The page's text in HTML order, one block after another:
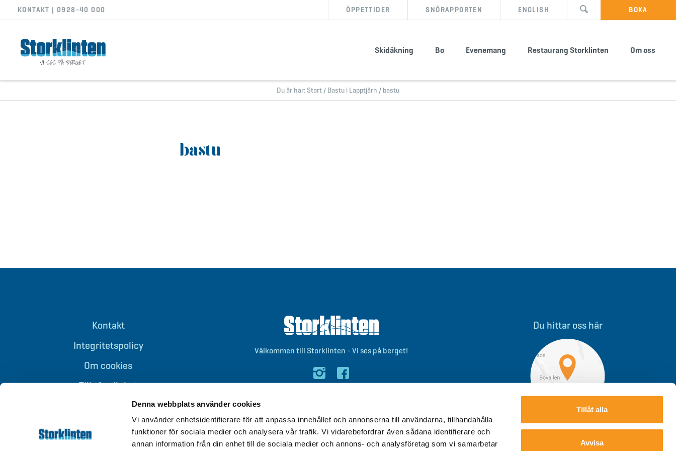
Denna webbplats använder cookies
Vi använder enhetsidentifierare för att anpassa innehållet och annonserna till användarna, tillhandahålla
funktioner för sociala medier och analysera vår trafik. Vi vidarebefordrar även sådana identifierare och
annan information från din enhet till de sociala medier och annons- och analysföretag som vi samarbetar
Tillåt alla
Avvisa
KONTAKT | 0928-40 000 ÖPPETTIDER SNÖRAPPORTEN ENGLISH BOKA
Skidåkning Bo Evenemang Restaurang Storklinten Om oss
Du är här: Start / Bastu i Lapptjärn / bastu
bastu
Kontakt
Integritetspolicy
Om cookies
Tillgänglighet
Välkommen till Storklinten - Vi ses på berget!
Du hittar oss här
Storklinten, Övre Svartlå